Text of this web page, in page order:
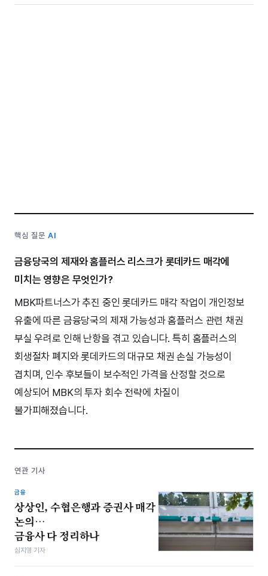
핵심 질문AI
금융당국의 제재와 홈플러스 리스크가 롯데카드 매각에
미치는 영향은 무엇인가?
MBK파트너스가 추진 중인 롯데카드 매각 작업이 개인정보
유출에 따른 금융당국의 제재 가능성과 홈플러스 관련 채권
부실 우려로 인해 난항을 겪고 있습니다. 특히 홈플러스의
회생절차 폐지와 롯데카드의 대규모 채권 손실 가능성이
겹치며, 인수 후보들이 보수적인 가격을 산정할 것으로
예상되어 MBK의 투자 회수 전략에 차질이
불가피해졌습니다.
연관 기사
금융
상상인, 수협은행과 증권사 매각
논의…
금융사 다 정리하나
심지영 기자